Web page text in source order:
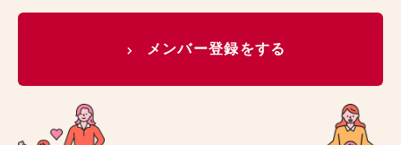
メンバー登録をする